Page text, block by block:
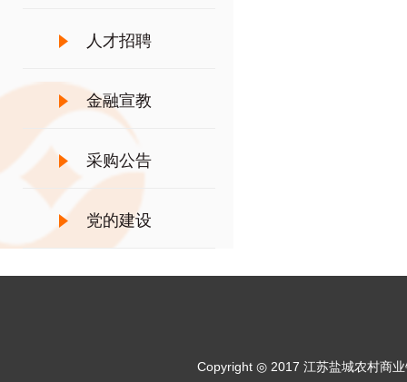
人才招聘
金融宣教
采购公告
党的建设
Copyright ◎ 2017 江苏盐城农村商